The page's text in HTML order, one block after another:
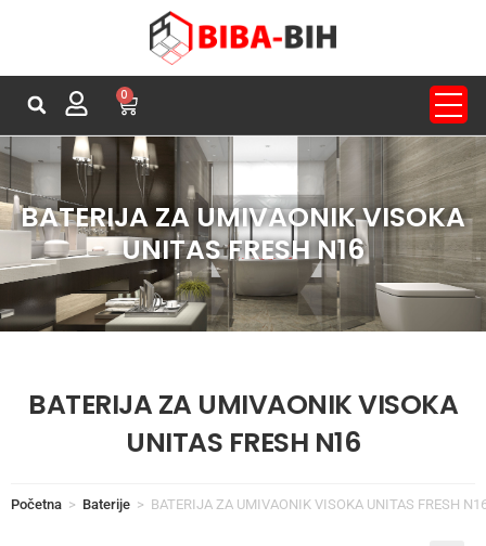
0
BATERIJA ZA UMIVAONIK VISOKA
UNITAS FRESH N16
BATERIJA ZA UMIVAONIK VISOKA
UNITAS FRESH N16
Početna > Baterije > BATERIJA ZA UMIVAONIK VISOKA UNITAS FRESH